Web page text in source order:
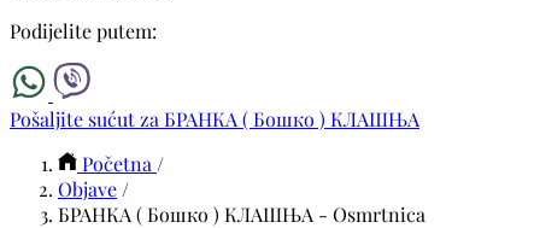
Podijelite putem:
Pošaljite sućut za БРАНКА ( Бошко ) КЛАШЊА
Početna /
Objave /
БРАНКА ( Бошко ) КЛАШЊА - Osmrtnica